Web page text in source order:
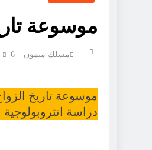
موسوعة
مسلك ميمون 6 سنوات Ago
موسوعة تاريخ
دراسة انثروبولوجية